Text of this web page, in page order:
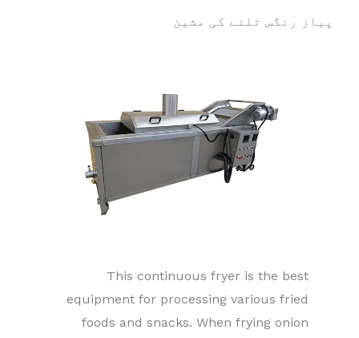
پیاز رنگس تلنے کی مشین
This continuous fryer is the best
equipment for processing various fried
foods and snacks. When frying onion